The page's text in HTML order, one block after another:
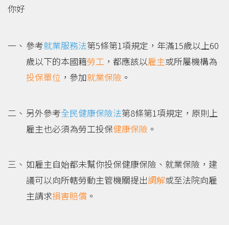
你好
參考就業服務法第5條第1項規定，年滿15歲以上60
歲以下的本國籍勞工 ，都應該以雇主或所屬機構為
投保單位 ，參加就業保險 。
另外參考全民健康保險法第8條第1項規定，原則上
雇主也必須為勞工投保健康保險 。
如雇主自始都未幫你投保健康保險、就業保險，建
議可以向所轄勞動主管機關提出調解或至法院向雇
主請求損害賠償 。